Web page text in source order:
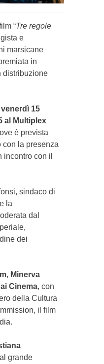
“Tre regole
e
marsicane
in
distribuzione
venerdì 15
al Multiplex
è prevista
con la presenza
incontro con il
sindaco di
la
dal
dei
, Minerva
Cinema, con
della Cultura
il film
grande